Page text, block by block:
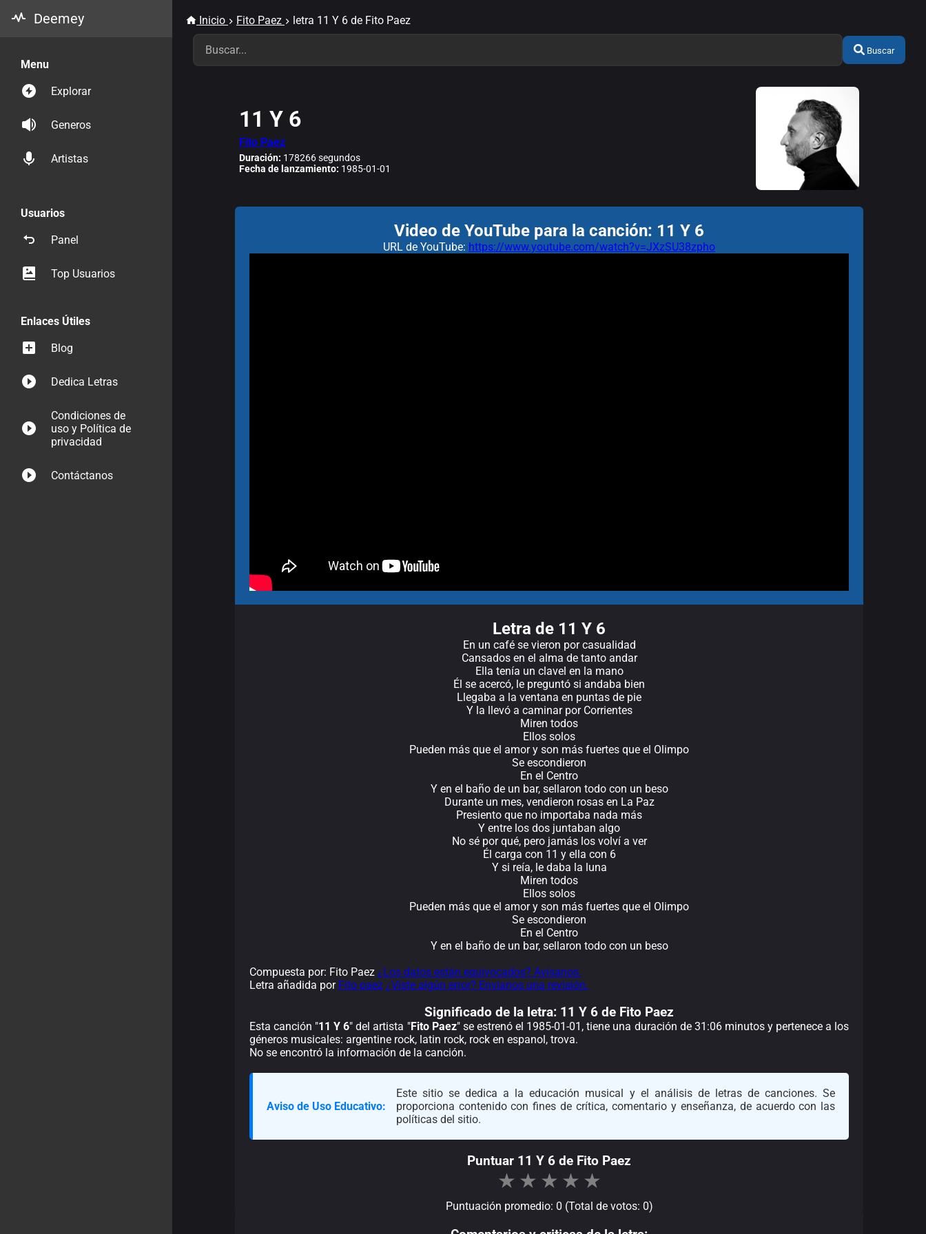
Deemey
Menu
Explorar
Generos
Artistas
Usuarios
Panel
Top Usuarios
Enlaces Útiles
Blog
Dedica Letras
Condiciones de
uso y Política de
privacidad
Contáctanos
Inicio Fito Paez letra 11 Y 6 de Fito Paez
Buscar
11 Y 6
Fito Paez
Duración: 178266 segundos
Fecha de lanzamiento: 1985-01-01
Video de YouTube para la canción: 11 Y 6
URL de YouTube: https://www.youtube.com/watch?v=JXzSU38zpho
Letra de 11 Y 6
En un café se vieron por casualidad
Cansados en el alma de tanto andar
Ella tenía un clavel en la mano
Él se acercó, le preguntó si andaba bien
Llegaba a la ventana en puntas de pie
Y la llevó a caminar por Corrientes
Miren todos
Ellos solos
Pueden más que el amor y son más fuertes que el Olimpo
Se escondieron
En el Centro
Y en el baño de un bar, sellaron todo con un beso
Durante un mes, vendieron rosas en La Paz
Presiento que no importaba nada más
Y entre los dos juntaban algo
No sé por qué, pero jamás los volví a ver
Él carga con 11 y ella con 6
Y si reía, le daba la luna
Miren todos
Ellos solos
Pueden más que el amor y son más fuertes que el Olimpo
Se escondieron
En el Centro
Y en el baño de un bar, sellaron todo con un beso
Compuesta por: Fito Paez ¿Los datos están equivocados? Avísanos.
Letra añadida por Fito paez ¿Viste algún error? Envíanos una revisión.
Significado de la letra: 11 Y 6 de Fito Paez
Esta canción "11 Y 6" del artista "Fito Paez" se estrenó el 1985-01-01, tiene una duración de 31:06 minutos y pertenece a los
géneros musicales: argentine rock, latin rock, rock en espanol, trova.
No se encontró la información de la canción.
Aviso de Uso Educativo:
Este sitio se dedica a la educación musical y el análisis de letras de canciones. Se
proporciona contenido con fines de crítica, comentario y enseñanza, de acuerdo con las
políticas del sitio.
Puntuar 11 Y 6 de Fito Paez
★ ★ ★ ★ ★
Puntuación promedio: 0 (Total de votos: 0)